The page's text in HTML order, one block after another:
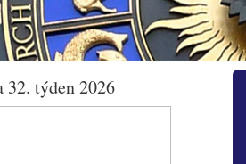
32. týden 2026